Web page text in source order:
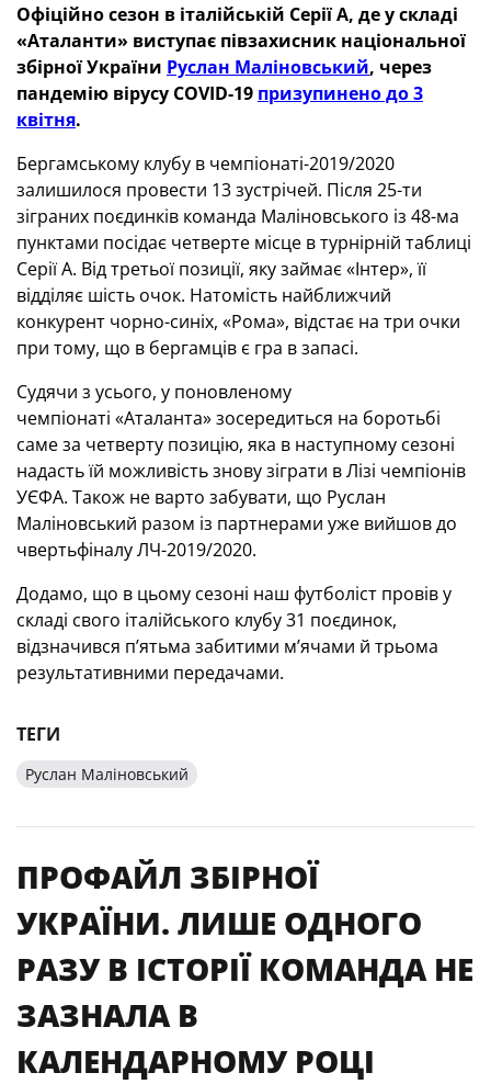
Офіційно сезон в італійській Серії А, де у складі
«Аталанти» виступає півзахисник національної
збірної України Руслан Маліновський, через
пандемію вірусу COVID-19 призупинено до 3
квітня.
Бергамському клубу в чемпіонаті-2019/2020
залишилося провести 13 зустрічей. Після 25-ти
зіграних поєдинків команда Маліновського із 48-ма
пунктами посідає четверте місце в турнірній таблиці
Серії А. Від третьої позиції, яку займає «Інтер», її
відділяє шість очок. Натомість найближчий
конкурент чорно-синіх, «Рома», відстає на три очки
при тому, що в бергамців є гра в запасі.
Судячи з усього, у поновленому
чемпіонаті «Аталанта» зосередиться на боротьбі
саме за четверту позицію, яка в наступному сезоні
надасть їй можливість знову зіграти в Лізі чемпіонів
УЄФА. Також не варто забувати, що Руслан
Маліновський разом із партнерами уже вийшов до
чвертьфіналу ЛЧ-2019/2020.
Додамо, що в цьому сезоні наш футболіст провів у
складі свого італійського клубу 31 поєдинок,
відзначився п’ятьма забитими м’ячами й трьома
результативними передачами.
ТЕГИ
Руслан Маліновський
ПРОФАЙЛ ЗБІРНОЇ
УКРАЇНИ. ЛИШЕ ОДНОГО
РАЗУ В ІСТОРІЇ КОМАНДА НЕ
ЗАЗНАЛА В
КАЛЕНДАРНОМУ РОЦІ